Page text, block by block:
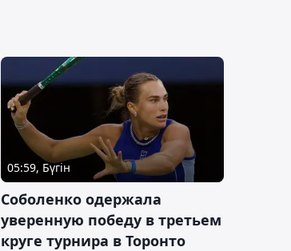
05:59, Бүгін
Соболенко одержала
уверенную победу в третьем
круге турнира в Торонто